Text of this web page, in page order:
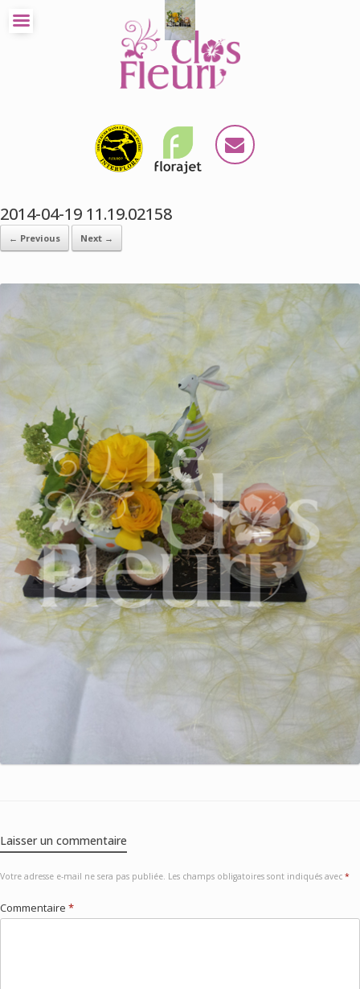
2014-04-19 11.19.02158
← Previous Next →
Laisser un commentaire
Votre adresse e-mail ne sera pas publiée. Les champs obligatoires sont indiqués avec *
Commentaire *